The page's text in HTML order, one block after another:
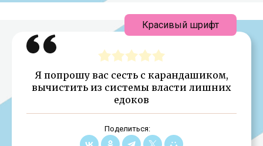
Я попрошу вас сесть с карандашиком,
вычистить из системы власти лишних
едоков
Поделиться:
Красивый шрифт